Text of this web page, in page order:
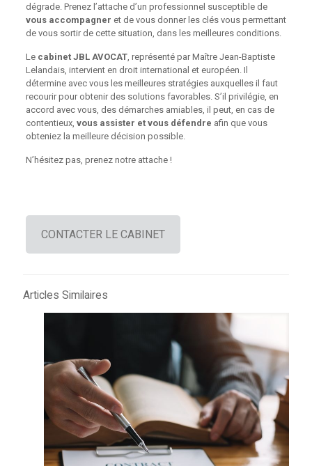
dégrade. Prenez l’attache d’un professionnel susceptible de
vous accompagner et de vous donner les clés vous permettant
de vous sortir de cette situation, dans les meilleures conditions.
Le cabinet JBL AVOCAT, représenté par Maître Jean-Baptiste
Lelandais, intervient en droit international et européen. Il
détermine avec vous les meilleures stratégies auxquelles il faut
recourir pour obtenir des solutions favorables. S’il privilégie, en
accord avec vous, des démarches amiables, il peut, en cas de
contentieux, vous assister et vous défendre afin que vous
obteniez la meilleure décision possible.
N’hésitez pas, prenez notre attache !
CONTACTER LE CABINET
Articles Similaires